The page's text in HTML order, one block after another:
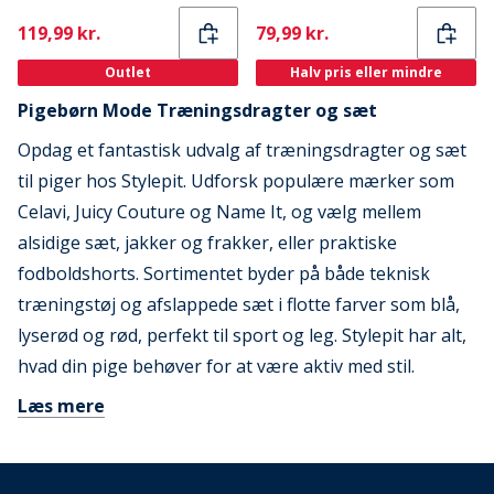
Current
119,99 kr.
Outlet
Current
79,99 kr.
Halv pris eller mindre
Pigebørn Mode Træningsdragter og sæt
Opdag et fantastisk udvalg af træningsdragter og sæt
til piger hos Stylepit. Udforsk populære mærker som
Celavi, Juicy Couture og Name It, og vælg mellem
alsidige sæt, jakker og frakker, eller praktiske
fodboldshorts. Sortimentet byder på både teknisk
træningstøj og afslappede sæt i flotte farver som blå,
lyserød og rød, perfekt til sport og leg. Stylepit har alt,
hvad din pige behøver for at være aktiv med stil.
Læs mere